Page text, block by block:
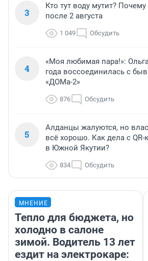
3
Кто тут воду мутит?
после 2 августа
1 049 Обсудить
4
«Моя любимая пара!»:
года воссоединилась с
«ДОМа-2»
876 Обсудить
5
Алданцы жалуются, но
всё хорошо. Как дела с
в Южной Якутии?
834 Обсудить
МНЕНИЕ
Тепло для бюджета, но
холодно в салоне
зимой. Водитель 13 лет
ездит на электрокаре: